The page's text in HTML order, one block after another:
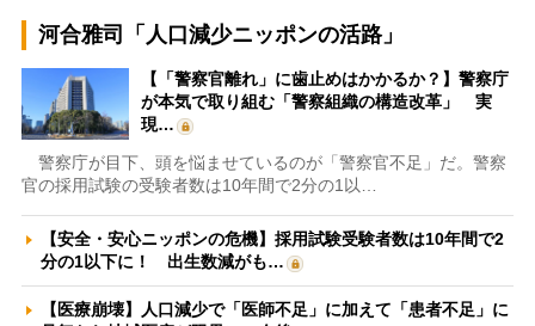
河合雅司「人口減少ニッポンの活路」
【「警察官離れ」に歯止めはかかるか？】警察庁
が本気で取り組む「警察組織の構造改革」 実
現…
警察庁が目下、頭を悩ませているのが「警察官不足」だ。警察
官の採用試験の受験者数は10年間で2分の1以…
【安全・安心ニッポンの危機】採用試験受験者数は10年間で2
分の1以下に！ 出生数減がも…
【医療崩壊】人口減少で「医師不足」に加えて「患者不足」に